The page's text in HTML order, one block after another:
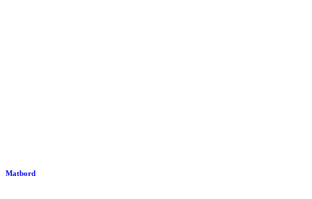
Matbord